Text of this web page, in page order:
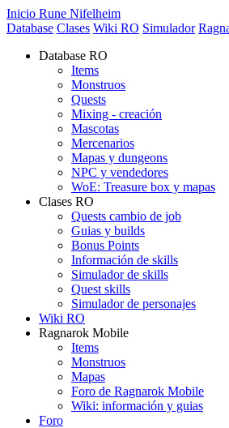
Inicio Rune Nifelheim
Database Clases Wiki RO Simulador
Database RO
Items
Monstruos
Quests
Mixing - creación
Mascotas
Mercenarios
Mapas y dungeons
NPC y vendedores
WoE: Treasure box y mapas
Clases RO
Quests cambio de job
Guias y builds
Bonus Points
Información de skills
Simulador de skills
Quest skills
Simulador de personajes
Wiki RO
Ragnarok Mobile
Items
Monstruos
Mapas
Foro de Ragnarok Mobile
Wiki: información y guias
Foro